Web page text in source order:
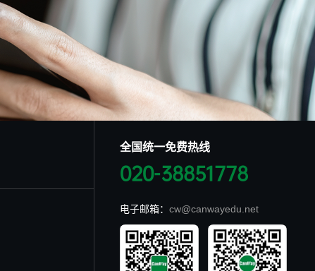
全国统一免费热线
020-38851778
电子邮箱： cw@canwayedu.net